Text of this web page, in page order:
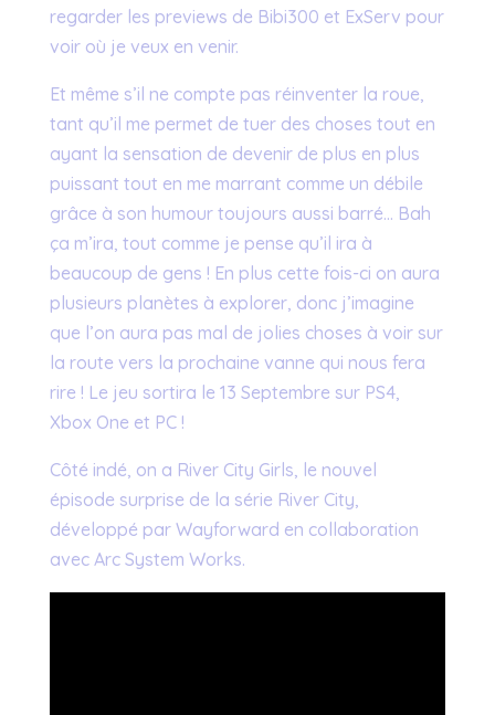
regarder les previews de Bibi300 et ExServ pour
voir où je veux en venir.
Et même s’il ne compte pas réinventer la roue,
tant qu’il me permet de tuer des choses tout en
ayant la sensation de devenir de plus en plus
puissant tout en me marrant comme un débile
grâce à son humour toujours aussi barré… Bah
ça m’ira, tout comme je pense qu’il ira à
beaucoup de gens ! En plus cette fois-ci on aura
plusieurs planètes à explorer, donc j’imagine
que l’on aura pas mal de jolies choses à voir sur
la route vers la prochaine vanne qui nous fera
rire ! Le jeu sortira le 13 Septembre sur PS4,
Xbox One et PC !
Côté indé, on a River City Girls, le nouvel
épisode surprise de la série River City,
développé par Wayforward en collaboration
avec Arc System Works.